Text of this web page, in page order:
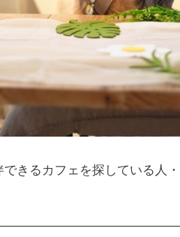
きるカフェを探している人